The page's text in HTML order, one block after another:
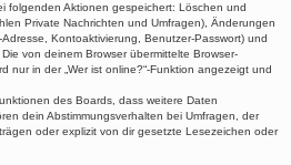
folgenden Aktionen gespeichert: Löschen und
Private Nachrichten und Umfragen), Änderungen
Kontoaktivierung, Benutzer-Passwort) und
von deinem Browser übermittelte Browser-
nur in der „Wer ist online?“-Funktion angezeigt und
des Boards, dass weitere Daten
dein Abstimmungsverhalten bei Umfragen, der
oder explizit von dir gesetzte Lesezeichen oder